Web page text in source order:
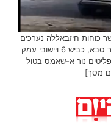
כוחות חיזבאללה נערכים
בכפר כילא הסמוך, כך לא ניתן להגן על כפר סבא, כביש 6 ויישובי עמק
נור א-שאמס בטול
מסך]